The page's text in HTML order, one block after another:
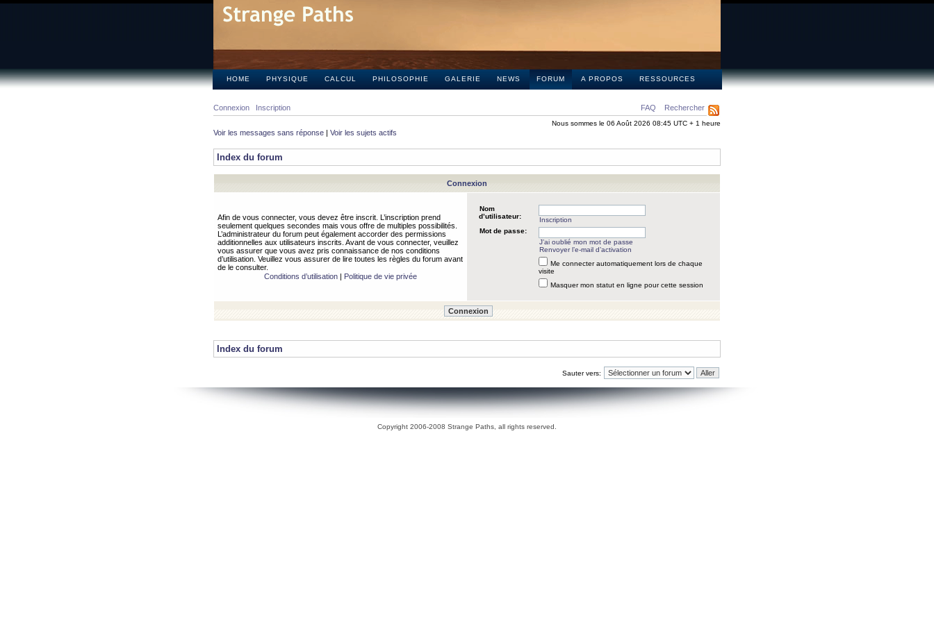
HOME PHYSIQUE CALCUL PHILOSOPHIE GALERIE NEWS FORUM A PROPOS RESSOURCES
FAQ Rechercher
Connexion Inscription
Nous sommes le 06 Août 2026 08:45 UTC + 1 heure
Voir les messages sans réponse | Voir les sujets actifs
Index du forum
Connexion
Afin de vous connecter, vous devez être inscrit. L’inscription prend
seulement quelques secondes mais vous offre de multiples possibilités.
L’administrateur du forum peut également accorder des permissions
additionnelles aux utilisateurs inscrits. Avant de vous connecter, veuillez
vous assurer que vous avez pris connaissance de nos conditions
d’utilisation. Veuillez vous assurer de lire toutes les règles du forum avant
de le consulter.
Conditions d’utilisation| Politique de vie privée
Nom
d’utilisateur:
Inscription
Mot de passe:
J’ai oublié mon mot de passe
Renvoyer l’e-mail d’activation
Me connecter automatiquement lors de chaque
visite
Masquer mon statut en ligne pour cette session
Index du forum
Sauter vers:
Copyright 2006-2008 Strange Paths, all rights reserved.